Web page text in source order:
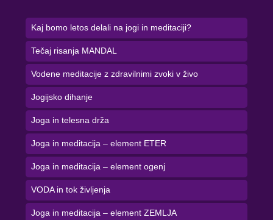
Kaj bomo letos delali na jogi in meditaciji?
Tečaj risanja MANDAL
Vodene meditacije z zdravilnimi zvoki v živo
Jogijsko dihanje
Joga in telesna drža
Joga in meditacija – element ETER
Joga in meditacija – element ogenj
VODA in tok življenja
Joga in meditacija – element ZEMLJA